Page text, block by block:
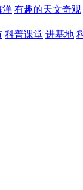
洋 有趣的天文奇观
科普课堂 进基地